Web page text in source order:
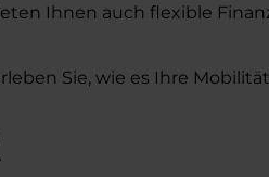
Ihnen auch flexible
Sie, wie es Ihre